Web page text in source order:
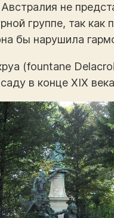
не
группе, так как
бы нарушила
(fountane
в конце XIX